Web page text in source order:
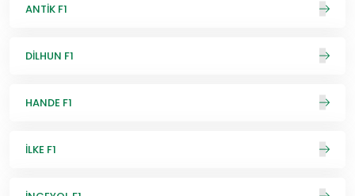
ANTİK F1
DİLHUN F1
HANDE F1
İLKE F1